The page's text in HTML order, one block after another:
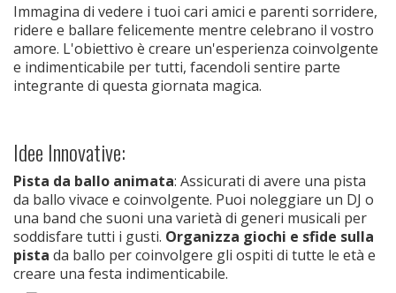
Immagina di vedere i tuoi cari amici e parenti sorridere,
ridere e ballare felicemente mentre celebrano il vostro
amore. L'obiettivo è creare un'esperienza coinvolgente
e indimenticabile per tutti, facendoli sentire parte
integrante di questa giornata magica.
Idee Innovative:
Pista da ballo animata: Assicurati di avere una pista
da ballo vivace e coinvolgente. Puoi noleggiare un DJ o
una band che suoni una varietà di generi musicali per
soddisfare tutti i gusti. Organizza giochi e sfide sulla
pista da ballo per coinvolgere gli ospiti di tutte le età e
creare una festa indimenticabile.